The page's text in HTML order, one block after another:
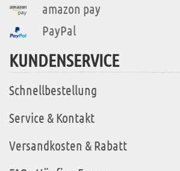
amazon pay
PayPal
KUNDENSERVICE
Schnellbestellung
Service & Kontakt
Versandkosten & Rabatt